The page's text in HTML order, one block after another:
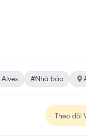
#Nhà báo
Theo dõi